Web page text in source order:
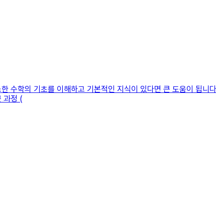
수학의 기초를 이해하고 기본적인 지식이 있다면 큰 도움이 됩
과정 (